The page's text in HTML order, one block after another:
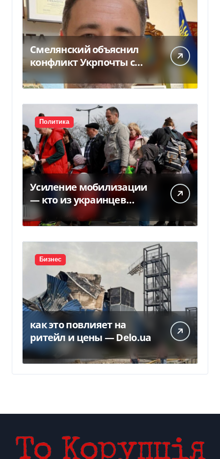
Смелянский объяснил
конфликт Укрпочты с
НБУ из-за платежек
Политика
Усиление мобилизации
— кто из украинцев
потеряет право на
временную защиту в ЕС
Бизнес
как это повлияет на
ритейл и цены — Delo.ua